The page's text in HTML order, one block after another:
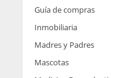
Guía de compras
Inmobiliaria
Madres y Padres
Mascotas